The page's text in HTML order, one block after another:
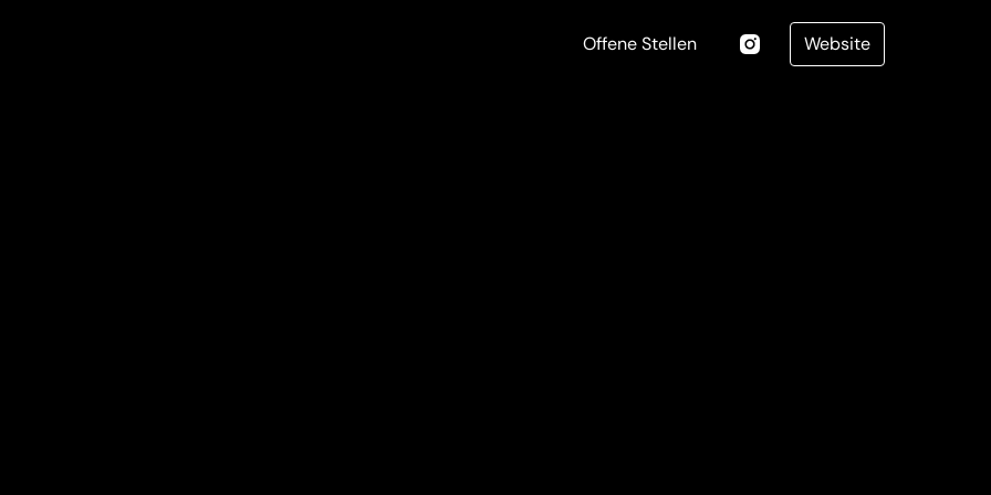
Offene Stellen Website